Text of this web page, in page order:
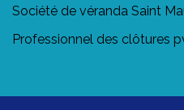
Société de véranda Saint
Professionnel des clôtures